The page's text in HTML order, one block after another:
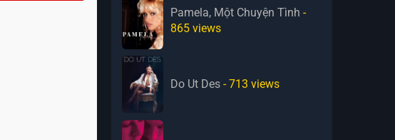
Pamela, Một Chuyện Tình -
865 views
Do Ut Des - 713 views